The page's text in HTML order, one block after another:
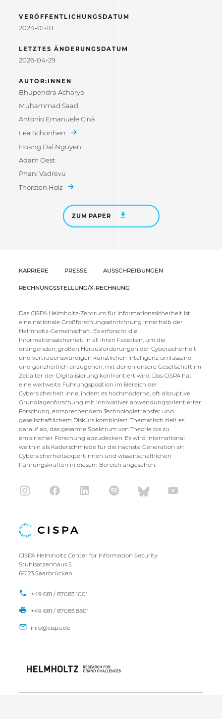
VERÖFFENTLICHUNGSDATUM
2024-01-18
LETZTES ÄNDERUNGSDATUM
2026-04-29
AUTOR:INNEN
Bhupendra Acharya
Muhammad Saad
Antonio Emanuele Cinà
Lea Schönherr
Hoang Dai Nguyen
Adam Oest
Phani Vadrevu
Thorsten Holz
ZUM PAPER
KARRIERE PRESSE AUSSCHREIBUNGEN
RECHNUNGSSTELLUNG/X-RECHNUNG
Das CISPA Helmholtz-Zentrum für Informationssicherheit ist
eine nationale Großforschungseinrichtung innerhalb der
Helmholtz-Gemeinschaft. Es erforscht die
Informationssicherheit in all ihren Facetten, um die
drängenden, großen Herausforderungen der Cybersicherheit
und vertrauenswürdigen künstlichen Intelligenz umfassend
und ganzheitlich anzugehen, mit denen unsere Gesellschaft im
Zeitalter der Digitalisierung konfrontiert wird. Das CISPA hat
eine weltweite Führungsposition im Bereich der
Cybersicherheit inne, indem es hochmoderne, oft disruptive
Grundlagenforschung mit innovativer anwendungsorientierter
Forschung, entsprechendem Technologietransfer und
gesellschaftlichem Diskurs kombiniert. Thematisch zielt es
darauf ab, das gesamte Spektrum von Theorie bis zu
empirischer Forschung abzudecken. Es wird international
weithin als Kaderschmiede für die nächste Generation an
Cybersicherheitsexpert:innen und wissenschaftlichen
Führungskräften in diesem Bereich angesehen.
CISPA Helmholtz Center for Information Security
Stuhlsatzenhaus 5
66123 Saarbrücken
+49 681 / 87083 1001
+49 681 / 87083 8801